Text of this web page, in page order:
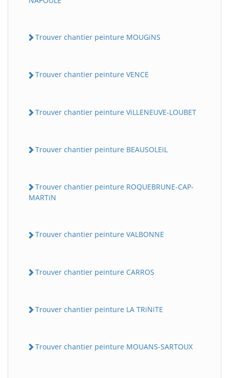
Trouver chantier peinture MOUGiNS
Trouver chantier peinture VENCE
Trouver chantier peinture ViLLENEUVE-LOUBET
Trouver chantier peinture BEAUSOLEiL
Trouver chantier peinture ROQUEBRUNE-CAP-
MARTiN
Trouver chantier peinture VALBONNE
Trouver chantier peinture CARROS
Trouver chantier peinture LA TRiNiTE
Trouver chantier peinture MOUANS-SARTOUX